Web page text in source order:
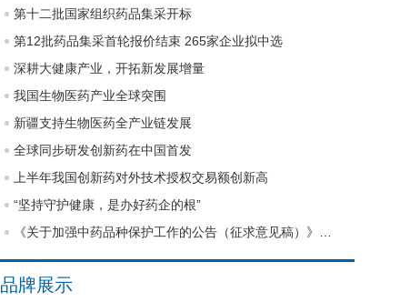
第十二批国家组织药品集采开标
第12批药品集采首轮报价结束 265家企业拟中选
深耕大健康产业，开拓新发展增量
我国生物医药产业全球突围
新疆支持生物医药全产业链发展
全球同步研发创新药在中国首发
上半年我国创新药对外技术授权交易额创新高
“坚持守护健康，是办好药企的根”
品牌展示